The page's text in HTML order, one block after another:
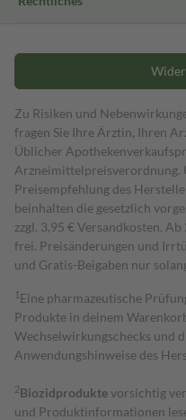
Zu Risiken und
fragen Sie Ihre Ärztin, Ihren
Üblicher
Arzneimittelpreisverordnung.
Preisempfehlung des
beinhalten die gesetzlich
zzgl. 3,95 € Versandkosten.
frei. Preisänderungen und
und Gratis-Beigaben nur
1 Eine pharmazeutische
Produkte in deinem
Wechselwirkungschecks und
Anwendungshinweise des
2Biozidproduktevorsichtig
und Produktinformationen